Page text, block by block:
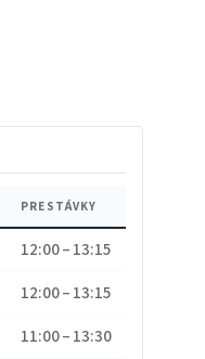
PRESTÁVKY
12:00 – 13:15
12:00 – 13:15
11:00 – 13:30